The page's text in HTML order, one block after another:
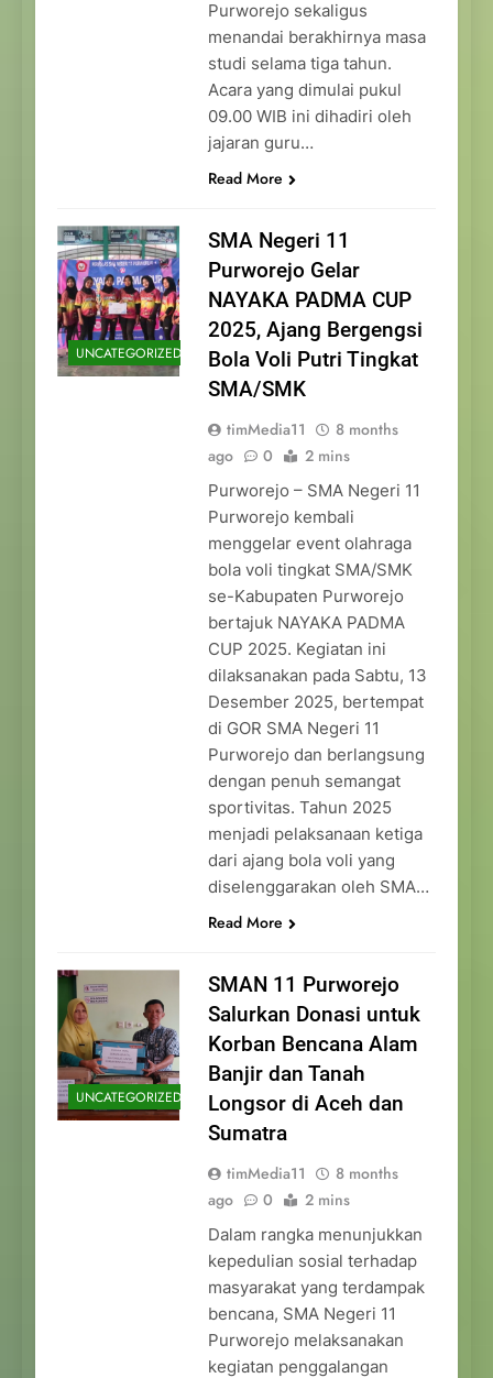
Purworejo sekaligus
menandai berakhirnya masa
studi selama tiga tahun.
Acara yang dimulai pukul
09.00 WIB ini dihadiri oleh
jajaran guru…
Read More
UNCATEGORIZED
SMA Negeri 11
Purworejo Gelar
NAYAKA PADMA CUP
2025, Ajang Bergengsi
Bola Voli Putri Tingkat
SMA/SMK
timMedia11
8 months
ago
0 2 mins
Purworejo – SMA Negeri 11
Purworejo kembali
menggelar event olahraga
bola voli tingkat SMA/SMK
se-Kabupaten Purworejo
bertajuk NAYAKA PADMA
CUP 2025. Kegiatan ini
dilaksanakan pada Sabtu, 13
Desember 2025, bertempat
di GOR SMA Negeri 11
Purworejo dan berlangsung
dengan penuh semangat
sportivitas. Tahun 2025
menjadi pelaksanaan ketiga
dari ajang bola voli yang
diselenggarakan oleh SMA…
Read More
UNCATEGORIZED
SMAN 11 Purworejo
Salurkan Donasi untuk
Korban Bencana Alam
Banjir dan Tanah
Longsor di Aceh dan
Sumatra
timMedia11
8 months
ago
0 2 mins
Dalam rangka menunjukkan
kepedulian sosial terhadap
masyarakat yang terdampak
bencana, SMA Negeri 11
Purworejo melaksanakan
kegiatan penggalangan